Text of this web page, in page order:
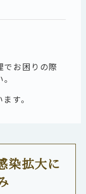
でお困りの際
す。
染拡大に